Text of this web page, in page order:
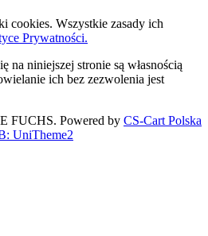
cookies. Wszystkie zasady ich
Prywatności.
na niniejszej stronie są własnością
ich bez zezwolenia jest
FUCHS. Powered by CS-Cart Polska
UniTheme2